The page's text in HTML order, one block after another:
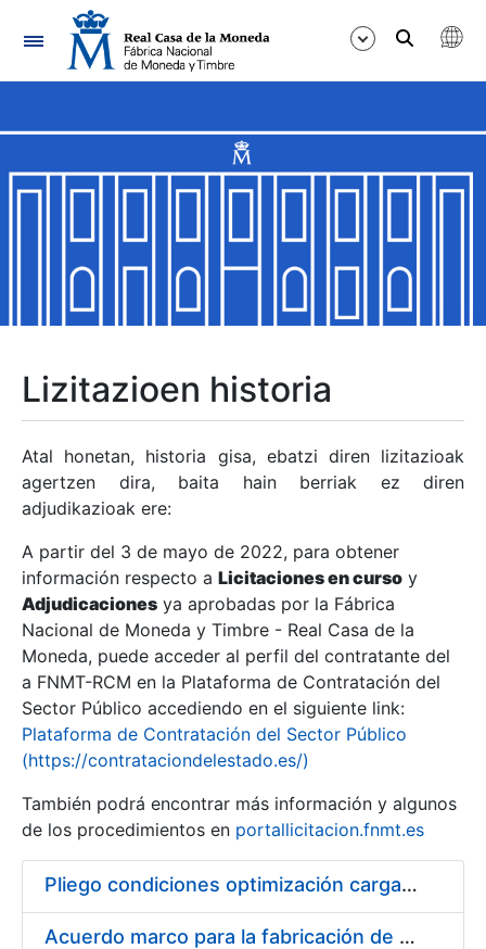
Nabigazioa
Erakutsi/Ezkutatu
Erakutsi/Ezkutatu
Erakutsi/Ezkutatu
Erakutsi/Ezkutatu
Erakutsi/Ezkutatu
Erakutsi/Ezkutatu
Erakutsi/Ezkutatu
Erakutsi/Ezkutatu
Lizitazioen historia
Atal honetan, historia gisa, ebatzi diren lizitazioak
agertzen dira, baita hain berriak ez diren
adjudikazioak ere:
A partir del 3 de mayo de 2022, para obtener
información respecto a Licitaciones en curso y
Adjudicaciones ya aprobadas por la Fábrica
Nacional de Moneda y Timbre - Real Casa de la
Moneda, puede acceder al perfil del contratante del
a FNMT-RCM en la Plataforma de Contratación del
Sector Público accediendo en el siguiente link:
Plataforma de Contratación del Sector Público
(https://contrataciondelestado.es/)
También podrá encontrar más información y algunos
de los procedimientos en portallicitacion.fnmt.es
Pliego condiciones optimización cargas compras firmado
Acuerdo marco para la fabricación de piezas